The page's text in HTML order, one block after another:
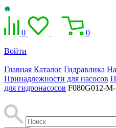
0 0
Войти
Главная Каталог Гидравлика
Принадлежности для насосов
для гидронасосов F080G012-